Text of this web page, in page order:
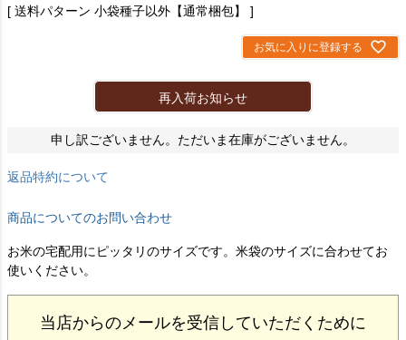
送料パターン 小袋種子以外【通常梱包】
お気に入りに登録する
再入荷お知らせ
申し訳ございません。ただいま在庫がございません。
返品特約について
商品についてのお問い合わせ
お米の宅配用にピッタリのサイズです。米袋のサイズに合わせてお
使いください。
当店からのメールを受信していただくために